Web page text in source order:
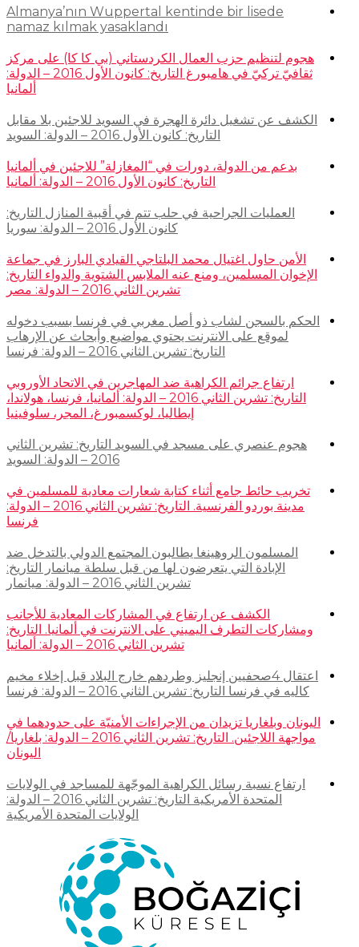
Almanya’nın Wuppertal kentinde bir lisede
namaz kılmak yasaklandı
هجوم لتنظيم حزب العمال الكردستاني (بي كا كا) على مركز
ثقافيّ تركيّ في هامبورغ التاريخ: كانون الأول 2016 – الدولة:
ألمانيا
الكشف عن تشغيل دائرة الهجرة في السويد للاجئين بلا مقابل
التاريخ: كانون الأول 2016 – الدولة: السويد
بدعم من الدولة، دورات في “المغازلة” للاجئين في ألمانيا
التاريخ: كانون الأول 2016 – الدولة: ألمانيا
العمليات الجراحية في حلب تتم في أقبية المنازل التاريخ:
كانون الأول 2016 – الدولة: سوريا
الأمن حاول اغتيال محمد البلتاجي القيادي البارز في جماعة
الإخوان المسلمين، ومنع عنه الملابس الشتوية والدواء التاريخ:
تشرين الثاني 2016 – الدولة: مصر
الحكم بالسجن لشاب ذو أصل مغربي في فرنسا بسبب دخوله
لموقع على الانترنت يحتوي مواضيع وأبحاث عن الإرهاب
التاريخ: تشرين الثاني 2016 – الدولة: فرنسا
ارتفاع جرائم الكراهية ضد المهاجرين في الاتحاد الأوروبي
التاريخ: تشرين الثاني 2016 – الدولة: ألمانيا، فرنسا، هولاندا،
إيطاليا، لوكسمبورغ، المجر، سلوفينيا
هجوم عنصري على مسجد في السويد التاريخ: تشرين الثاني
2016 – الدولة: السويد
تخريب حائط جامع أثناء كتابة شعارات معادية للمسلمين في
مدينة بوردو الفرنسية. التاريخ: تشرين الثاني 2016 – الدولة:
فرنسا
المسلمون الروهينغا يطالبون المجتمع الدولي بالتدخل ضد
الإبادة التي يتعرضون لها من قبل سلطة ميانمار التاريخ:
تشرين الثاني 2016 – الدولة: ميانمار
الكشف عن ارتفاع في المشاركات المعادية للأجانب
ومشاركات التطرف اليميني على الانترنت في ألمانيا. التاريخ:
تشرين الثاني 2016 – الدولة: ألمانيا
اعتقال 4صحفيين إنجليز وطردهم خارج البلاد قبل إخلاء مخيم
كاليه في فرنسا التاريخ: تشرين الثاني 2016 – الدولة: فرنسا
اليونان وبلغاريا تزيدان من الإجراءات الأمنيّة على حدودهما في
مواجهة اللاجئين. التاريخ: تشرين الثاني 2016 – الدولة: بلغاريا/
اليونان
ارتفاع نسبة رسائل الكراهية الموجّهة للمساجد في الولايات
المتحدة الأمريكية التاريخ: تشرين الثاني 2016 – الدولة:
الولايات المتحدة الأمريكية